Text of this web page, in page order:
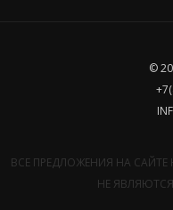
©
ВСЕ ПРЕДЛОЖЕНИЯ НА
НЕ